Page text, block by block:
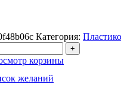
Категория:
+
корзины
желаний